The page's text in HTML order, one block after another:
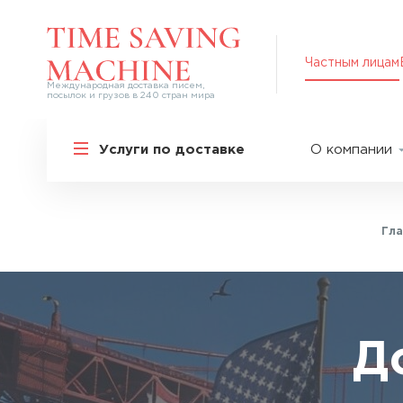
Международная доставка писем,
посылок и грузов в 240 стран мира
Частным лицам
Услуги по доставке
Международная доставка
Самые срочные тарифы
Перевозка специальных грузов
Дополнительные услуги
Популярные направления
О компании
Оплата
Упаковка